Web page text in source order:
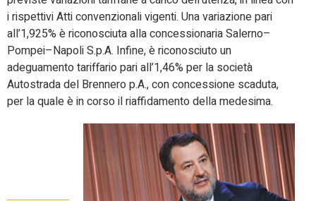
i rispettivi Atti convenzionali vigenti. Una variazione pari
all’1,925% è riconosciuta alla concessionaria Salerno–
Pompei–Napoli S.p.A. Infine, è riconosciuto un
adeguamento tariffario pari all’1,46% per la società
Autostrada del Brennero p.A., con concessione scaduta,
per la quale è in corso il riaffidamento della medesima.